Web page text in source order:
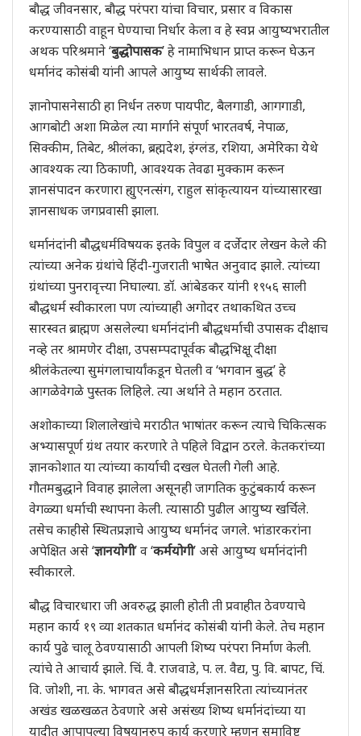
बौद्ध जीवनसार, बौद्ध परंपरा यांचा विचार, प्रसार व विकास
करण्यासाठी वाहून घेण्याचा निर्धार केला व हे स्वप्न आयुष्यभरातील
अथक परिश्रमाने ‘बुद्धोपासक’ हे नामाभिधान प्राप्त करून घेऊन
धर्मानंद कोसंबी यांनी आपले आयुष्य सार्थकी लावले.
ज्ञानोपासनेसाठी हा निर्धन तरुण पायपीट, बैलगाडी, आगगाडी,
आगबोटी अशा मिळेल त्या मार्गाने संपूर्ण भारतवर्ष, नेपाळ,
सिक्कीम, तिबेट, श्रीलंका, ब्रह्मदेश, इंग्लंड, रशिया, अमेरिका येथे
आवश्यक त्या ठिकाणी, आवश्यक तेवढा मुक्काम करून
ज्ञानसंपादन करणारा ह्युएनत्संग, राहुल सांकृत्यायन यांच्यासारखा
ज्ञानसाधक जगप्रवासी झाला.
धर्मानंदांनी बौद्धधर्मविषयक इतके विपुल व दर्जेदार लेखन केले की
त्यांच्या अनेक ग्रंथांचे हिंदी-गुजराती भाषेत अनुवाद झाले. त्यांच्या
ग्रंथांच्या पुनरावृत्त्या निघाल्या. डॉ. आंबेडकर यांनी १९५६ साली
बौद्धधर्म स्वीकारला पण त्यांच्याही अगोदर तथाकथित उच्च
सारस्वत ब्राह्मण असलेल्या धर्मानंदांनी बौद्धधर्माची उपासक दीक्षाच
नव्हे तर श्रामणेर दीक्षा, उपसम्पदापूर्वक बौद्धभिक्षू दीक्षा
श्रीलंकेतल्या सुमंगलाचार्यांकडून घेतली व ‘भगवान बुद्ध’ हे
आगळेवेगळे पुस्तक लिहिले. त्या अर्थाने ते महान ठरतात.
अशोकाच्या शिलालेखांचे मराठीत भाषांतर करून त्याचे चिकित्सक
अभ्यासपूर्ण ग्रंथ तयार करणारे ते पहिले विद्वान ठरले. केतकरांच्या
ज्ञानकोशात या त्यांच्या कार्याची दखल घेतली गेली आहे.
गौतमबुद्धाने विवाह झालेला असूनही जागतिक कुटुंबकार्य करून
वेगळ्या धर्माची स्थापना केली. त्यासाठी पुढील आयुष्य खर्चिले.
तसेच काहीसे स्थितप्रज्ञाचे आयुष्य धर्मानंद जगले. भांडारकरांना
अपेक्षित असे ‘ज्ञानयोगी’ व ‘कर्मयोगी’ असे आयुष्य धर्मानंदांनी
स्वीकारले.
बौद्ध विचारधारा जी अवरुद्ध झाली होती ती प्रवाहीत ठेवण्याचे
महान कार्य १९ व्या शतकात धर्मानंद कोसंबी यांनी केले. तेच महान
कार्य पुढे चालू ठेवण्यासाठी आपली शिष्य परंपरा निर्माण केली.
त्यांचे ते आचार्य झाले. चिं. वै. राजवाडे, प. ल. वैद्य, पु. वि. बापट, चिं.
वि. जोशी, ना. के. भागवत असे बौद्धधर्मज्ञानसरिता त्यांच्यानंतर
अखंड खळखळत ठेवणारे असे असंख्य शिष्य धर्मानंदांच्या या
यादीत आपापल्या विषयानुरुप कार्य करणारे म्हणून समाविष्ट